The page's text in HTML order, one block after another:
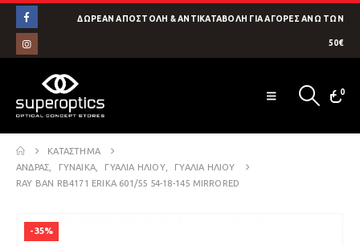
ΔΩΡΕΑΝ ΑΠΟΣΤΟΛΗ & ΑΝΤΙΚΑΤΑΒΟΛΗ ΓΙΑ ΑΓΟΡΕΣ ΑΝΩ ΤΩΝ
50€
0
ΚΑΤΆΣΤΗΜΑ
ΑΝΔΡΑΣ, ΓΥΝΑΙΚΑ, ΓΥΑΛΙΑ ΗΛΙΟΥ,
ΓΥΑΛΙΑ ΗΛΙΟΥ
RAY BAN RB4171 ERIKA 601/55 54-18-145 MIRRORED
-35%